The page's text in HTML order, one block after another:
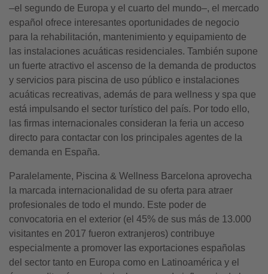
–el segundo de Europa y el cuarto del mundo–, el mercado
español ofrece interesantes oportunidades de negocio
para la rehabilitación, mantenimiento y equipamiento de
las instalaciones acuáticas residenciales. También supone
un fuerte atractivo el ascenso de la demanda de productos
y servicios para piscina de uso público e instalaciones
acuáticas recreativas, además de para wellness y spa que
está impulsando el sector turístico del país. Por todo ello,
las firmas internacionales consideran la feria un acceso
directo para contactar con los principales agentes de la
demanda en España.
Paralelamente, Piscina & Wellness Barcelona aprovecha
la marcada internacionalidad de su oferta para atraer
profesionales de todo el mundo. Este poder de
convocatoria en el exterior (el 45% de sus más de 13.000
visitantes en 2017 fueron extranjeros) contribuye
especialmente a promover las exportaciones españolas
del sector tanto en Europa como en Latinoamérica y el